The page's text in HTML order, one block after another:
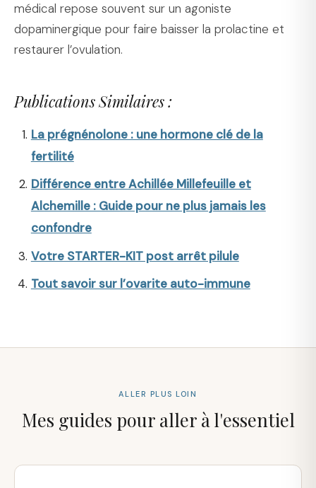
médical repose souvent sur un agoniste
dopaminergique pour faire baisser la prolactine et
restaurer l’ovulation.
Publications Similaires :
La prégnénolone : une hormone clé de la
fertilité
Différence entre Achillée Millefeuille et
Alchemille : Guide pour ne plus jamais les
confondre
Votre STARTER-KIT post arrêt pilule
Tout savoir sur l’ovarite auto-immune
ALLER PLUS LOIN
Mes guides pour aller à l'essentiel